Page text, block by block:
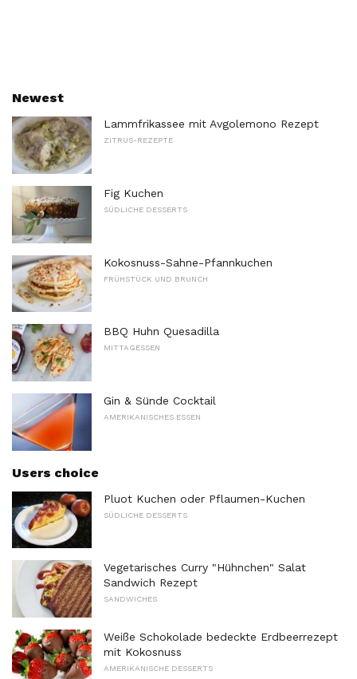
Newest
Lammfrikassee mit Avgolemono Rezept
ZITRUS-REZEPTE
Fig Kuchen
SÜDLICHE DESSERTS
Kokosnuss-Sahne-Pfannkuchen
FRÜHSTÜCK UND BRUNCH
BBQ Huhn Quesadilla
MITTAGESSEN
Gin & Sünde Cocktail
AMERIKANISCHES ESSEN
Users choice
Pluot Kuchen oder Pflaumen-Kuchen
SÜDLICHE DESSERTS
Vegetarisches Curry "Hühnchen" Salat
Sandwich Rezept
SANDWICHES
Weiße Schokolade bedeckte Erdbeerrezept
mit Kokosnuss
AMERIKANISCHE DESSERTS